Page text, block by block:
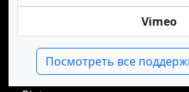
Vimeo
Посмотреть все